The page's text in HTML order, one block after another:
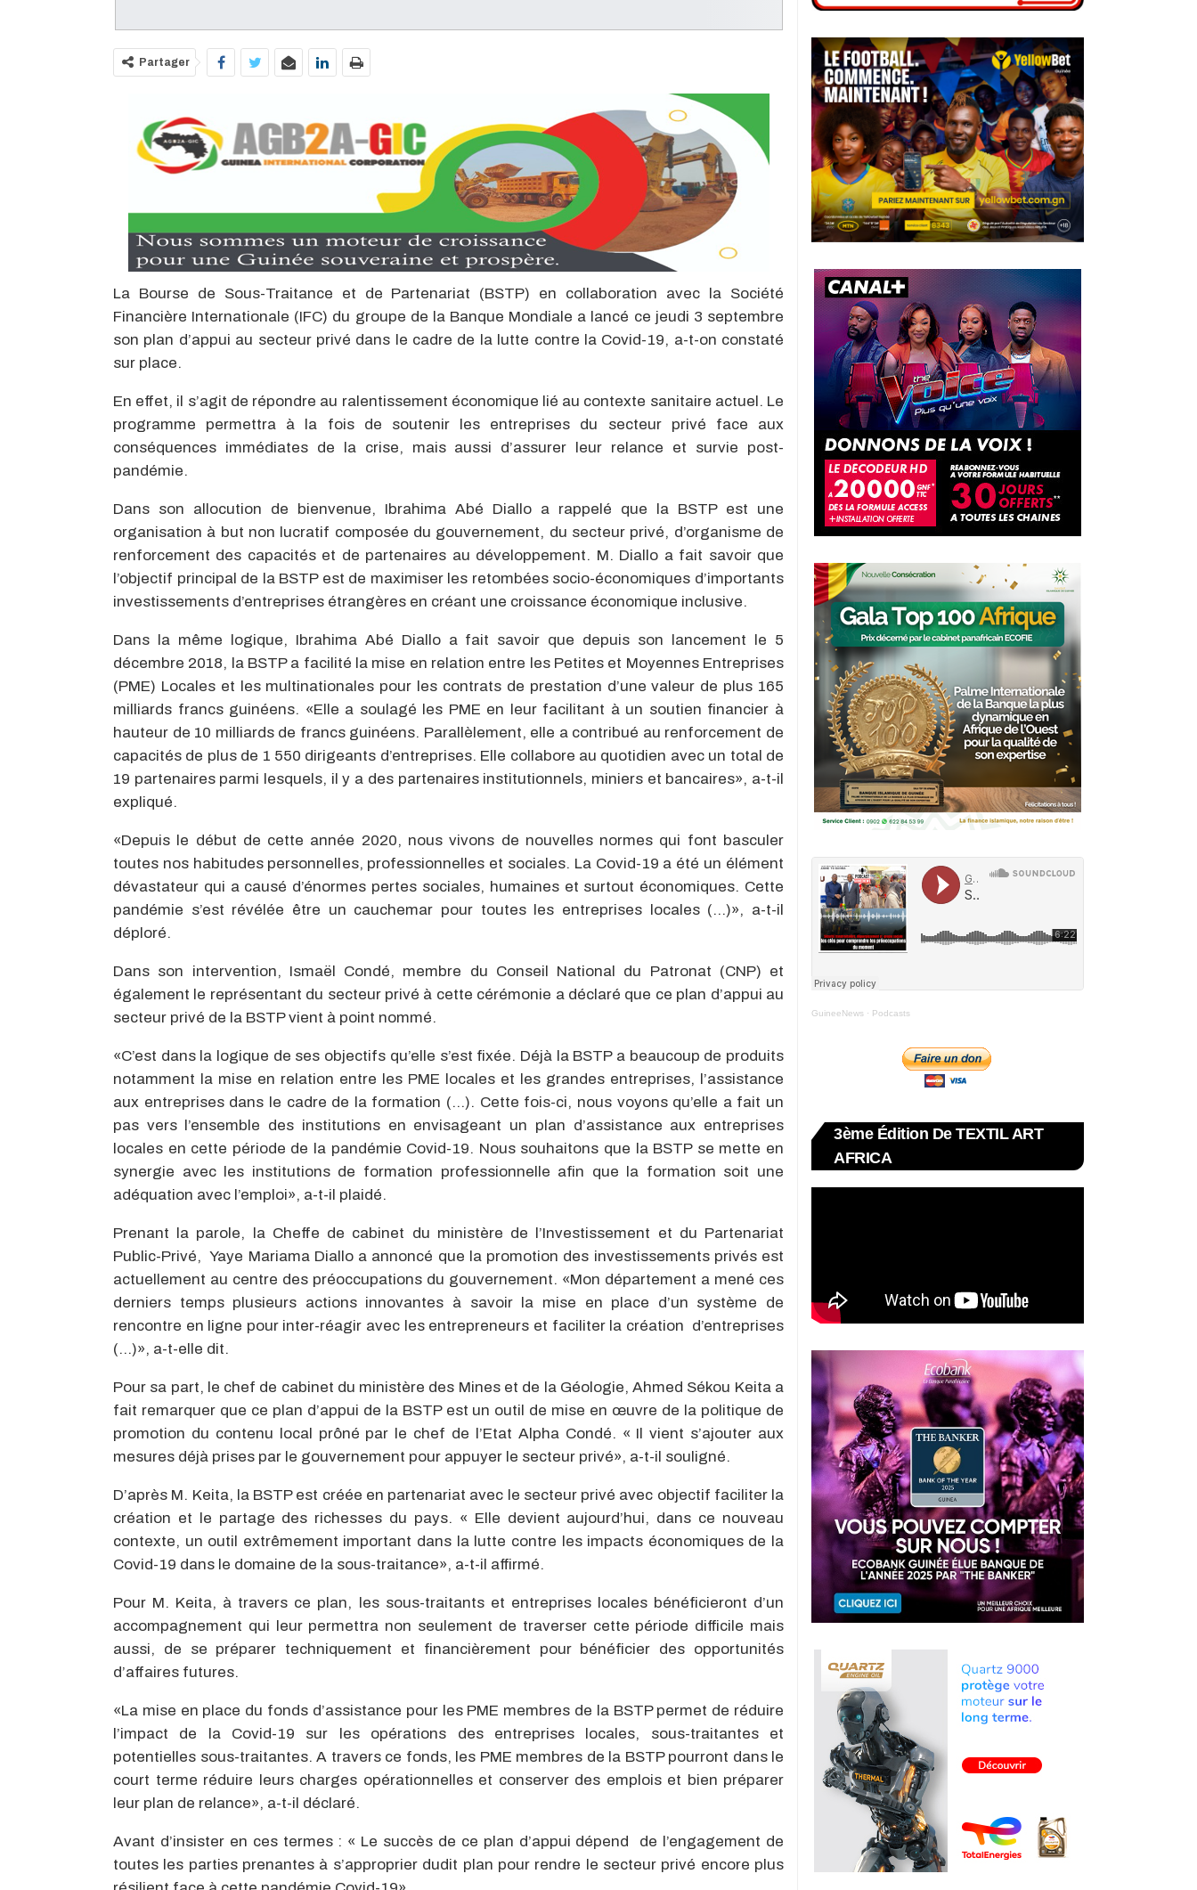
Partager
La Bourse de Sous-Traitance et de Partenariat (BSTP) en collaboration avec la Société
Financière Internationale (IFC) du groupe de la Banque Mondiale a lancé ce jeudi 3 septembre
son plan d’appui au secteur privé dans le cadre de la lutte contre la Covid-19, a-t-on constaté
sur place.
En effet, il s’agit de répondre au ralentissement économique lié au contexte sanitaire actuel. Le
programme permettra à la fois de soutenir les entreprises du secteur privé face aux
conséquences immédiates de la crise, mais aussi d’assurer leur relance et survie post-
pandémie.
Dans son allocution de bienvenue, Ibrahima Abé Diallo a rappelé que la BSTP est une
organisation à but non lucratif composée du gouvernement, du secteur privé, d’organisme de
renforcement des capacités et de partenaires au développement. M. Diallo a fait savoir que
l’objectif principal de la BSTP est de maximiser les retombées socio-économiques d’importants
investissements d’entreprises étrangères en créant une croissance économique inclusive.
Dans la même logique, Ibrahima Abé Diallo a fait savoir que depuis son lancement le 5
décembre 2018, la BSTP a facilité la mise en relation entre les Petites et Moyennes Entreprises
(PME) Locales et les multinationales pour les contrats de prestation d’une valeur de plus 165
milliards francs guinéens. «Elle a soulagé les PME en leur facilitant à un soutien financier à
hauteur de 10 milliards de francs guinéens. Parallèlement, elle a contribué au renforcement de
capacités de plus de 1 550 dirigeants d’entreprises. Elle collabore au quotidien avec un total de
19 partenaires parmi lesquels, il y a des partenaires institutionnels, miniers et bancaires», a-t-il
expliqué.
«Depuis le début de cette année 2020, nous vivons de nouvelles normes qui font basculer
toutes nos habitudes personnelles, professionnelles et sociales. La Covid-19 a été un élément
dévastateur qui a causé d’énormes pertes sociales, humaines et surtout économiques. Cette
pandémie s’est révélée être un cauchemar pour toutes les entreprises locales (…)», a-t-il
déploré.
Dans son intervention, Ismaël Condé, membre du Conseil National du Patronat (CNP) et
également le représentant du secteur privé à cette cérémonie a déclaré que ce plan d’appui au
secteur privé de la BSTP vient à point nommé.
«C’est dans la logique de ses objectifs qu’elle s’est fixée. Déjà la BSTP a beaucoup de produits
notamment la mise en relation entre les PME locales et les grandes entreprises, l’assistance
aux entreprises dans le cadre de la formation (…). Cette fois-ci, nous voyons qu’elle a fait un
pas vers l’ensemble des institutions en envisageant un plan d’assistance aux entreprises
locales en cette période de la pandémie Covid-19. Nous souhaitons que la BSTP se mette en
synergie avec les institutions de formation professionnelle afin que la formation soit une
adéquation avec l’emploi», a-t-il plaidé.
Prenant la parole, la Cheffe de cabinet du ministère de l’Investissement et du Partenariat
Public-Privé, Yaye Mariama Diallo a annoncé que la promotion des investissements privés est
actuellement au centre des préoccupations du gouvernement. «Mon département a mené ces
derniers temps plusieurs actions innovantes à savoir la mise en place d’un système de
rencontre en ligne pour inter-réagir avec les entrepreneurs et faciliter la création d’entreprises
(…)», a-t-elle dit.
Pour sa part, le chef de cabinet du ministère des Mines et de la Géologie, Ahmed Sékou Keita a
fait remarquer que ce plan d’appui de la BSTP est un outil de mise en œuvre de la politique de
promotion du contenu local prôné par le chef de l’Etat Alpha Condé. « Il vient s’ajouter aux
mesures déjà prises par le gouvernement pour appuyer le secteur privé», a-t-il souligné.
D’après M. Keita, la BSTP est créée en partenariat avec le secteur privé avec objectif faciliter la
création et le partage des richesses du pays. « Elle devient aujourd’hui, dans ce nouveau
contexte, un outil extrêmement important dans la lutte contre les impacts économiques de la
Covid-19 dans le domaine de la sous-traitance», a-t-il affirmé.
Pour M. Keita, à travers ce plan, les sous-traitants et entreprises locales bénéficieront d’un
accompagnement qui leur permettra non seulement de traverser cette période difficile mais
aussi, de se préparer techniquement et financièrement pour bénéficier des opportunités
d’affaires futures.
«La mise en place du fonds d’assistance pour les PME membres de la BSTP permet de réduire
l’impact de la Covid-19 sur les opérations des entreprises locales, sous-traitantes et
potentielles sous-traitantes. A travers ce fonds, les PME membres de la BSTP pourront dans le
court terme réduire leurs charges opérationnelles et conserver des emplois et bien préparer
leur plan de relance», a-t-il déclaré.
Avant d’insister en ces termes : « Le succès de ce plan d’appui dépend de l’engagement de
toutes les parties prenantes à s’approprier dudit plan pour rendre le secteur privé encore plus
GuineeNews · Podcasts
3ème Édition De TEXTIL ART
AFRICA